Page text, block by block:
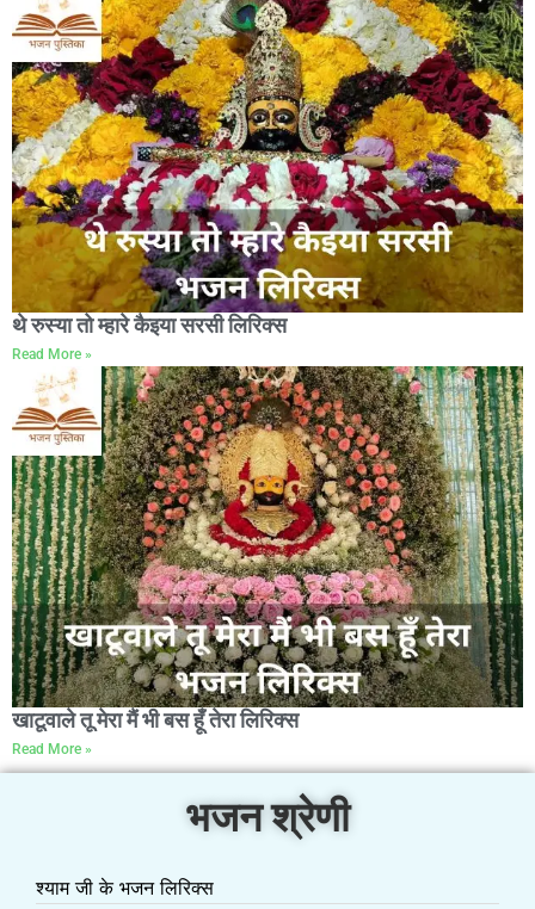
थे रुस्या तो म्हारे कैइया सरसी लिरिक्स
Read More »
खाटूवाले तू मेरा मैं भी बस हूँ तेरा लिरिक्स
Read More »
भजन श्रेणी
श्याम जी के भजन लिरिक्स